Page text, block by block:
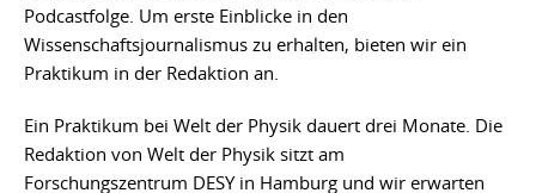
Podcastfolge. Um erste Einblicke in den
Wissenschaftsjournalismus zu erhalten, bieten wir ein
Praktikum in der Redaktion an.
Ein Praktikum bei Welt der Physik dauert drei Monate. Die
Redaktion von Welt der Physik sitzt am
Forschungszentrum DESY in Hamburg und wir erwarten